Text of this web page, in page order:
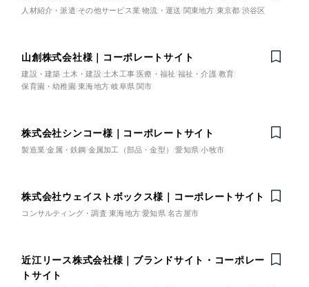
人材紹介・派遣 その他サービス業 物流・運送 関東地方 東京都 渋谷区
山創株式会社様｜コーポレートサイト
建設・建築 土木・建設 土木工事 医療・福祉 福祉・介護 教育
保育園・幼稚園 東海地方 岐阜県 関市
株式会社シンコー様｜コーポレートサイト
製造業 金属・鉄鋼 金属加工（部品・金型） 愛知県 小牧市
Nominee
株式会社ウェイストボックス様｜コーポレートサイト
コンサルティング・調査 東海地方 愛知県 名古屋市
Nominee
近江リース株式会社様｜ブランドサイト・コーポレー
トサイト